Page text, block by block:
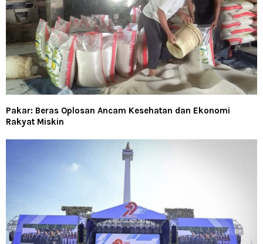
Pakar: Beras Oplosan Ancam Kesehatan dan Ekonomi
Rakyat Miskin